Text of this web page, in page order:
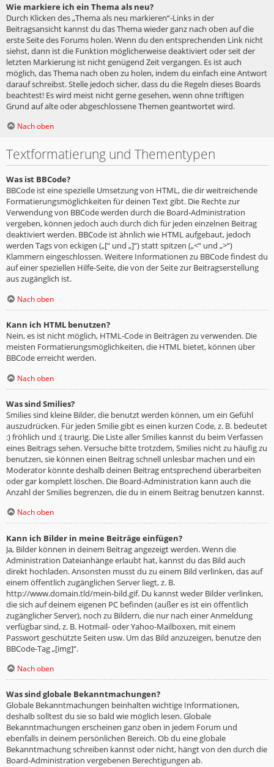
Wie markiere ich ein Thema als neu?
Durch Klicken des „Thema als neu markieren“-Links in der
Beitragsansicht kannst du das Thema wieder ganz nach oben auf die
erste Seite des Forums holen. Wenn du den entsprechenden Link nicht
siehst, dann ist die Funktion möglicherweise deaktiviert oder seit der
letzten Markierung ist nicht genügend Zeit vergangen. Es ist auch
möglich, das Thema nach oben zu holen, indem du einfach eine Antwort
darauf schreibst. Stelle jedoch sicher, dass du die Regeln dieses Boards
beachtest! Es wird meist nicht gerne gesehen, wenn ohne triftigen
Grund auf alte oder abgeschlossene Themen geantwortet wird.
Nach oben
Textformatierung und Thementypen
Was ist BBCode?
BBCode ist eine spezielle Umsetzung von HTML, die dir weitreichende
Formatierungsmöglichkeiten für deinen Text gibt. Die Rechte zur
Verwendung von BBCode werden durch die Board-Administration
vergeben, können jedoch auch durch dich für jeden einzelnen Beitrag
deaktiviert werden. BBCode ist ähnlich wie HTML aufgebaut, jedoch
werden Tags von eckigen („[“ und „]“) statt spitzen („<“ und „>“)
Klammern eingeschlossen. Weitere Informationen zu BBCode findest du
auf einer speziellen Hilfe-Seite, die von der Seite zur Beitragserstellung
aus zugänglich ist.
Nach oben
Kann ich HTML benutzen?
Nein, es ist nicht möglich, HTML-Code in Beiträgen zu verwenden. Die
meisten Formatierungsmöglichkeiten, die HTML bietet, können über
BBCode erreicht werden.
Nach oben
Was sind Smilies?
Smilies sind kleine Bilder, die benutzt werden können, um ein Gefühl
auszudrücken. Für jeden Smilie gibt es einen kurzen Code, z. B. bedeutet
:) fröhlich und :( traurig. Die Liste aller Smilies kannst du beim Verfassen
eines Beitrags sehen. Versuche bitte trotzdem, Smilies nicht zu häufig zu
benutzen, sie können einen Beitrag schnell unlesbar machen und ein
Moderator könnte deshalb deinen Beitrag entsprechend überarbeiten
oder gar komplett löschen. Die Board-Administration kann auch die
Anzahl der Smilies begrenzen, die du in einem Beitrag benutzen kannst.
Nach oben
Kann ich Bilder in meine Beiträge einfügen?
Ja, Bilder können in deinem Beitrag angezeigt werden. Wenn die
Administration Dateianhänge erlaubt hat, kannst du das Bild auch
direkt hochladen. Ansonsten musst du zu einem Bild verlinken, das auf
einem öffentlich zugänglichen Server liegt, z. B.
http://www.domain.tld/mein-bild.gif. Du kannst weder Bilder verlinken,
die sich auf deinem eigenen PC befinden (außer es ist ein öffentlich
zugänglicher Server), noch zu Bildern, die nur nach einer Anmeldung
verfügbar sind, z. B. Hotmail- oder Yahoo-Mailboxen, mit einem
Passwort geschützte Seiten usw. Um das Bild anzuzeigen, benutze den
BBCode-Tag „[img]“.
Nach oben
Was sind globale Bekanntmachungen?
Globale Bekanntmachungen beinhalten wichtige Informationen,
deshalb solltest du sie so bald wie möglich lesen. Globale
Bekanntmachungen erscheinen ganz oben in jedem Forum und
ebenfalls in deinem persönlichen Bereich. Ob du eine globale
Bekanntmachung schreiben kannst oder nicht, hängt von den durch die
Board-Administration vergebenen Berechtigungen ab.